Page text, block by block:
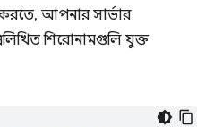
আপনার সার্ভার
শিরোনামগুলি যুক্ত